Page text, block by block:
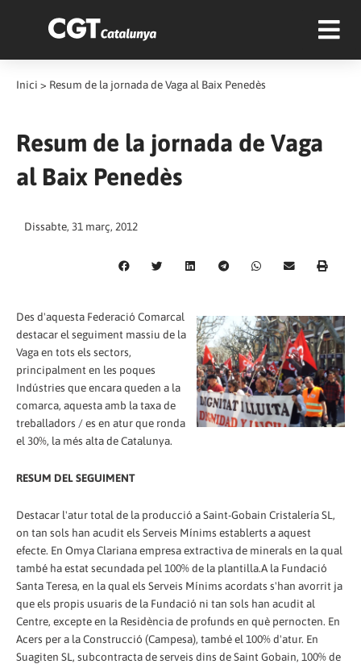
Inici > Resum de la jornada de Vaga al Baix Penedès
Resum de la jornada de Vaga
al Baix Penedès
Dissabte, 31 març, 2012
Des d'aquesta Federació Comarcal
destacar el seguiment massiu de la
Vaga en tots els sectors,
principalment en les poques
Indústries que encara queden a la
comarca, aquesta amb la taxa de
treballadors / es en atur que ronda
el 30%, la més alta de Catalunya.
RESUM DEL SEGUIMENT
Destacar l'atur total de la producció a Saint-Gobain Cristalería SL,
on tan sols han acudit els Serveis Mínims establerts a aquest
efecte. En Omya Clariana empresa extractiva de minerals en la qual
també ha estat secundada pel 100% de la plantilla.A la Fundació
Santa Teresa, en la qual els Serveis Mínims acordats s'han avorrit ja
que els propis usuaris de la Fundació ni tan sols han acudit al
Centre, excepte en la Residència de profunds en què pernocten. En
Acers per a la Construcció (Campesa), també el 100% d'atur. En
Suagiten SL, subcontracta de serveis dins de Saint Gobain, 100% de